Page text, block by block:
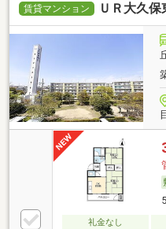
賃貸マンション ＵＲ大久保
礼金なし